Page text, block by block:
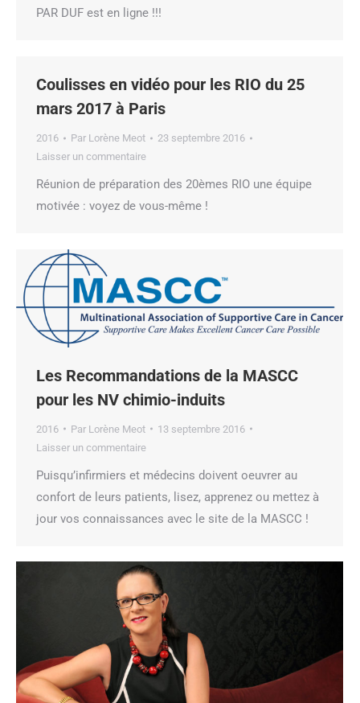
PAR DUF est en ligne !!!
Coulisses en vidéo pour les RIO du 25
mars 2017 à Paris
2016 Par Lorène Meot
23 septembre 2016
Laisser un commentaire
Réunion de préparation des 20èmes RIO une équipe
motivée : voyez de vous-même !
Les Recommandations de la MASCC
pour les NV chimio-induits
2016 Par Lorène Meot
13 septembre 2016
Laisser un commentaire
Puisqu’infirmiers et médecins doivent oeuvrer au
confort de leurs patients, lisez, apprenez ou mettez à
jour vos connaissances avec le site de la MASCC !